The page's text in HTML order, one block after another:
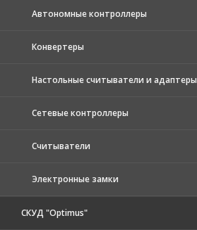
Автономные контроллеры
Конвертеры
Настольные считыватели и адаптеры
Сетевые контроллеры
Считыватели
Электронные замки
СКУД "Optimus"